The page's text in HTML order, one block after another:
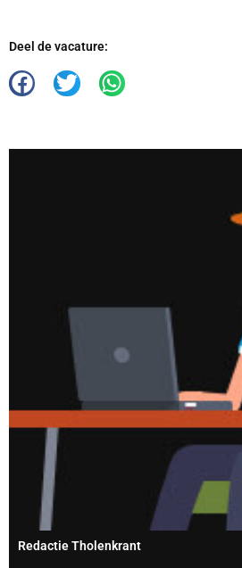
Deel de vacature:
Redactie Tholenkrant